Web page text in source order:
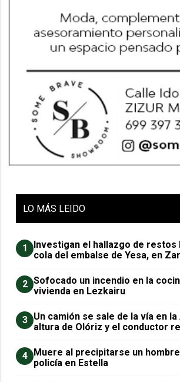
LO MÁS LEIDO
1
Investigan el hallazgo de restos
cola del embalse de Yesa, en
2 Sofocado un incendio en la
vivienda en Lezkairu
3 Un camión se sale de la vía en la
altura de Olóriz y el conductor
4
Muere al precipitarse un
policía en Estella